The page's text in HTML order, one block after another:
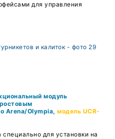
для управления
модуль
Arena/Olympia, модель UCR-
для установки на